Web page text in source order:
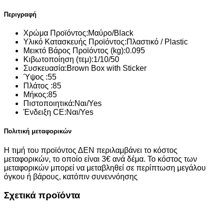
Περιγραφή
Χρώμα Προϊόντος:Μαύρο/Black
Υλικό Κατασκευής Προϊόντος:Πλαστικό / Plastic
Μεικτό Βάρος Προϊόντος (kg):0.095
Κιβωτοποίηση (τεμ):1/10/50
Συσκευασία:Brown Box with Sticker
Ύψος :55
Πλάτος :85
Μήκος:85
Πιστοποιητικά:Ναι/Yes
Ένδειξη CE:Ναι/Yes
Πολιτική μεταφορικών
Η τιμή του προϊόντος ΔΕΝ περιλαμβάνει το κόστος
μεταφορικών, το οποίο είναι 3€ ανά δέμα. Το κόστος των
μεταφορικών μπορεί να μεταβληθεί σε περίπτωση μεγάλου
όγκου ή βάρους, κατόπιν συνεννόησης
Σχετικά προϊόντα